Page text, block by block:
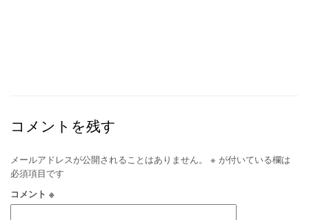
コメントを残す
メールアドレスが公開されることはありません。 ※ が付いている欄は
必須項目です
コメント ※